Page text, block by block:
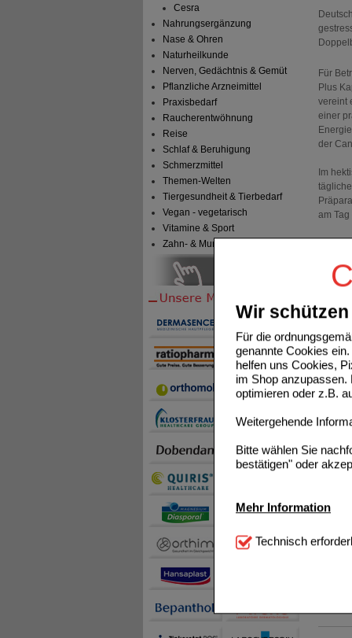
Wir
Für die
genannte Cookies
helfen uns Cookies,
im Shop anzupassen.
optimieren oder z.B.
Weitergehende
Bitte wählen Sie
bestätigen" oder
Mehr Information
Technisch
notwendig sind (z.B.
Diese
beispielsweise für
Inhalte anzuzeigen
Technisch
Cesra
Nahrungsergänzung
Nase & Ohren
Naturheilkunde
Nerven, Gedächtnis & Gemüt
Pflanzliche Arzneimittel
Praxisbedarf
Raucherentwöhnung
Reise
Schlaf & Beruhigung
Schmerzmittel
Themen-Welten
Tiergesundheit & Tierbedarf
Vegan - vegetarisch
Vitamine & Sport
Zahn- & Mundpflege
Für
Plus
vereint
einer
der
Im
am
Das
liegen
Die
•
•
•
•
leiden
unter